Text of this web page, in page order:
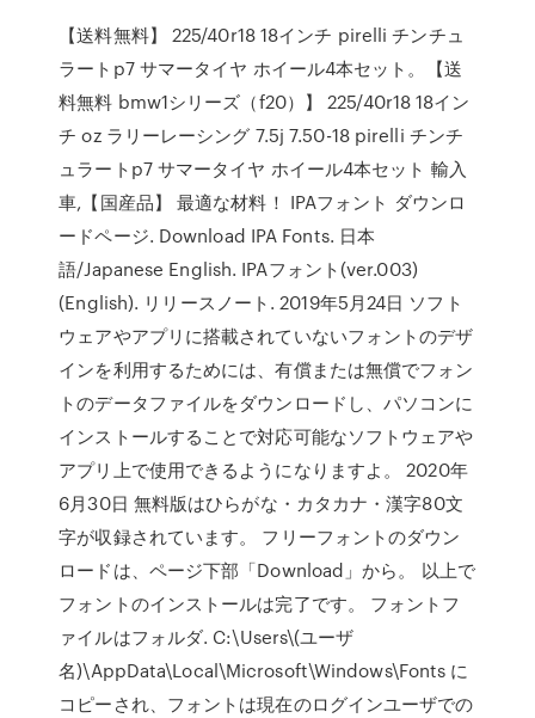
【送料無料】 225/40r18 18インチ pirelli チンチュ
ラートp7 サマータイヤ ホイール4本セット。【送
料無料 bmw1シリーズ（f20）】 225/40r18 18イン
チ oz ラリーレーシング 7.5j 7.50-18 pirelli チンチ
ュラートp7 サマータイヤ ホイール4本セット 輸入
車,【国産品】 最適な材料！ IPAフォント ダウンロ
ードページ. Download IPA Fonts. 日本
語/Japanese English. IPAフォント(ver.003)
(English). リリースノート. 2019年5月24日 ソフト
ウェアやアプリに搭載されていないフォントのデザ
インを利用するためには、有償または無償でフォン
トのデータファイルをダウンロードし、パソコンに
インストールすることで対応可能なソフトウェアや
アプリ上で使用できるようになりますよ。 2020年
6月30日 無料版はひらがな・カタカナ・漢字80文
字が収録されています。 フリーフォントのダウン
ロードは、ページ下部「Download」から。 以上で
フォントのインストールは完了です。 フォントフ
ァイルはフォルダ. C:\Users\(ユーザ
名)\AppData\Local\Microsoft\Windows\Fonts に
コピーされ、フォントは現在のログインユーザでの